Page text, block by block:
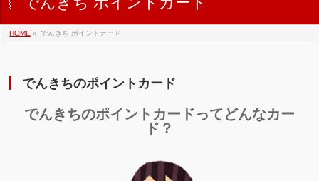
HOME » でんきち ポイントカード
でんきちのポイントカード
でんきちのポイントカードってどんなカー
ド？